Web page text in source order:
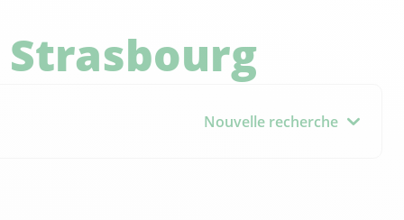
Strasbourg
Nouvelle recherche